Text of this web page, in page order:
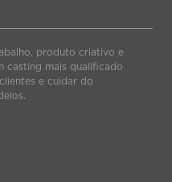
produto criativo e
casting mais qualificado
e cuidar do